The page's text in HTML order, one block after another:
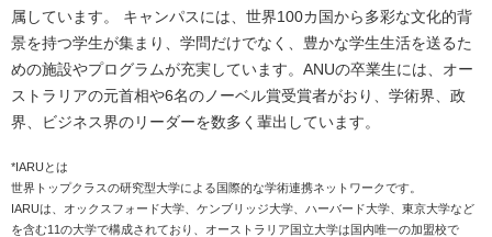
属しています。 キャンパスには、世界100カ国から多彩な文化的背
景を持つ学生が集まり、学問だけでなく、豊かな学生生活を送るた
めの施設やプログラムが充実しています。ANUの卒業生には、オー
ストラリアの元首相や6名のノーベル賞受賞者がおり、学術界、政
界、ビジネス界のリーダーを数多く輩出しています。
*IARUとは
世界トップクラスの研究型大学による国際的な学術連携ネットワークです。
IARUは、オックスフォード大学、ケンブリッジ大学、ハーバード大学、東京大学など
を含む11の大学で構成されており、オーストラリア国立大学は国内唯一の加盟校で